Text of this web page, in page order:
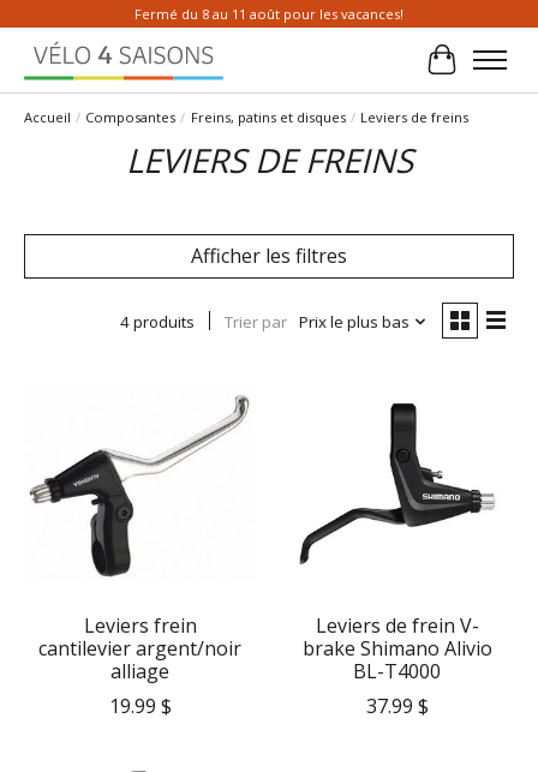
Fermé du 8 au 11 août pour les vacances!
Panier
Accueil / Composantes / Freins, patins et disques / Leviers de freins
LEVIERS DE FREINS
Afficher les filtres
4 produits Trier par Prix le plus bas
Leviers frein
cantilevier argent/noir
alliage
19.99 $
Leviers de frein V-
brake Shimano Alivio
BL-T4000
37.99 $